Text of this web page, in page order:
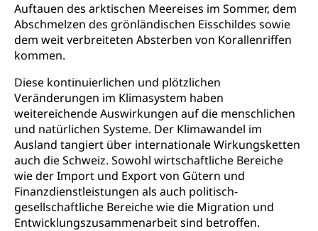
Auftauen des arktischen Meereises im Sommer, dem
Abschmelzen des grönländischen Eisschildes sowie
dem weit verbreiteten Absterben von Korallenriffen
kommen.
Diese kontinuierlichen und plötzlichen
Veränderungen im Klimasystem haben
weitereichende Auswirkungen auf die menschlichen
und natürlichen Systeme. Der Klimawandel im
Ausland tangiert über internationale Wirkungsketten
auch die Schweiz. Sowohl wirtschaftliche Bereiche
wie der Import und Export von Gütern und
Finanzdienstleistungen als auch politisch-
gesellschaftliche Bereiche wie die Migration und
Entwicklungszusammenarbeit sind betroffen.
AHV-Beiträge (WAS Luzern)
Informationsstelle AHV/IV
Ergänzungsleistungen (EL) (WAS Luzern)
AHV-Altersrente (WAS Luzern)
IV-Leistungen (WAS Luzern)
Erwerbsunfähigkeit, Behinderte
Inklusion im Sport
Kultur und Medien
Archive und Bibliotheken
Bücher, Bundesarchiv, Landesbibliothek
Staatsarchiv Luzern
Zentral- und Hochschulbibliothek
Archiv der Denkmalpflege
Kulturelle Einrichtungen
Museen, Theater, Bibliotheken
Dienststelle Kultur
Kulturförderung